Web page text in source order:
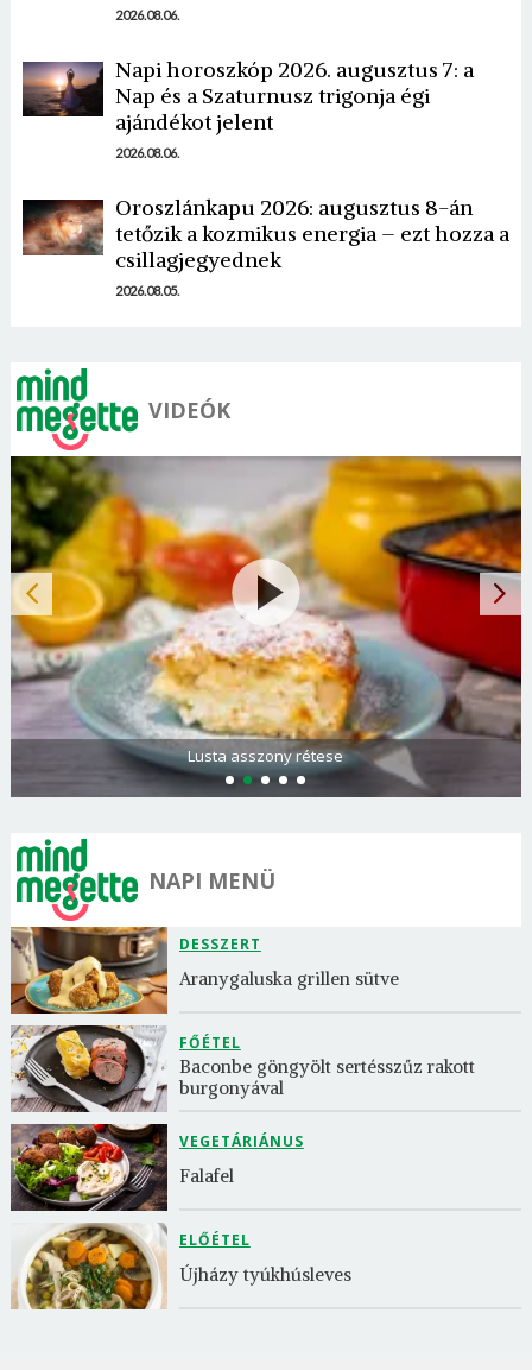
2026.08.06.
Napi horoszkóp 2026. augusztus 7: a
Nap és a Szaturnusz trigonja égi
ajándékot jelent
2026.08.06.
Oroszlánkapu 2026: augusztus 8-án
tetőzik a kozmikus energia – ezt hozza a
csillagjegyednek
2026.08.05.
VIDEÓK
Spenótos palacsinta tejföllel töltve
NAPI MENÜ
DESSZERT
Aranygaluska grillen sütve
FŐÉTEL
Baconbe göngyölt sertésszűz rakott
burgonyával
VEGETÁRIÁNUS
Falafel
ELŐÉTEL
Újházy tyúkhúsleves